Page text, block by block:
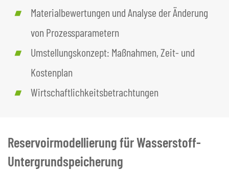
Materialbewertungen und Analyse der Änderung
von Prozessparametern
Umstellungskonzept: Maßnahmen, Zeit- und
Kostenplan
Wirtschaftlichkeitsbetrachtungen
Reservoirmodellierung für Wasserstoff-
Untergrundspeicherung